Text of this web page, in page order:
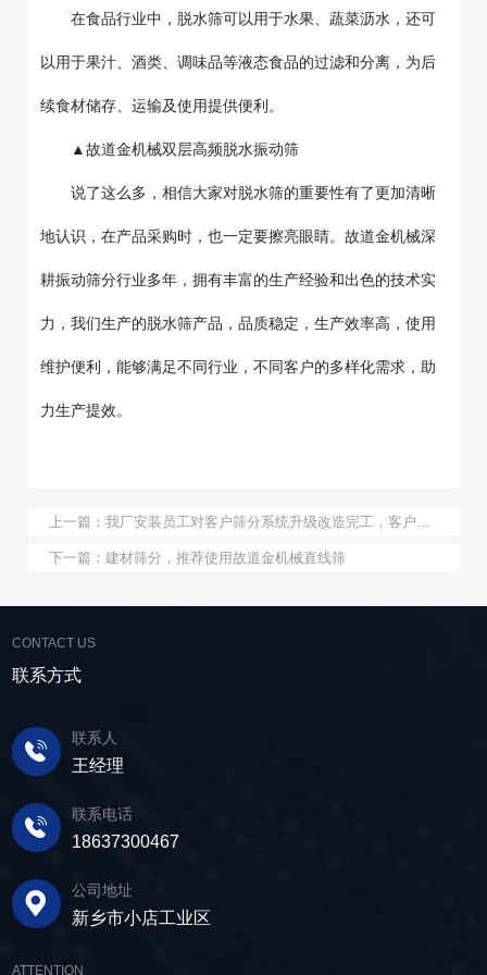
在食品行业中，脱水筛可以用于水果、蔬菜沥水，还可
以用于果汁、酒类、调味品等液态食品的过滤和分离，为后
续食材储存、运输及使用提供便利。
▲故道金机械双层高频脱水振动筛
说了这么多，相信大家对脱水筛的重要性有了更加清晰
地认识，在产品采购时，也一定要擦亮眼睛。故道金机械深
耕振动筛分行业多年，拥有丰富的生产经验和出色的技术实
力，我们生产的脱水筛产品，品质稳定，生产效率高，使用
维护便利，能够满足不同行业，不同客户的多样化需求，助
力生产提效。
上一篇：我厂安装员工对客户筛分系统升级改造完工，客户很满意，我们也很高兴！
下一篇： 建材筛分，推荐使用故道金机械直线筛
CONTACT US
联系方式
联系人
王经理
联系电话
18637300467
公司地址
新乡市小店工业区
ATTENTION